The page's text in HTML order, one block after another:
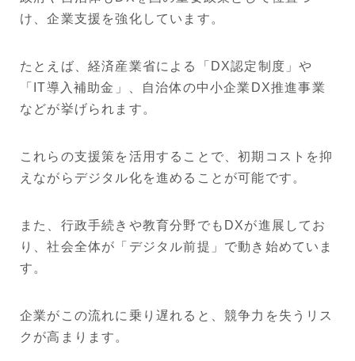
け、企業支援を強化しています。
たとえば、経済産業省による「DX認定制度」や
「IT導入補助金」、自治体の中小企業DX推進事業
などが挙げられます。
これらの支援策を活用することで、初期コストを抑
えながらデジタル化を進めることが可能です。
また、行政手続きや教育分野でもDXが進展してお
り、社会全体が「デジタル前提」で動き始めていま
す。
企業がこの流れに乗り遅れると、競争力を失うリス
クが高まります。